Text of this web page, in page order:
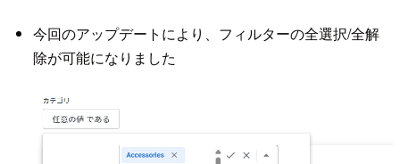
今回のアップデートにより、フィルターの全選択/全解
除が可能になりました